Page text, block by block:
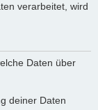
verarbeitet, wird
Daten über
deiner Daten